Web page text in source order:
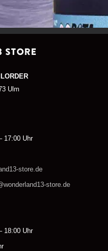
STORE
Ulm
17:00 Uhr
store.de
store.de
18:00 Uhr